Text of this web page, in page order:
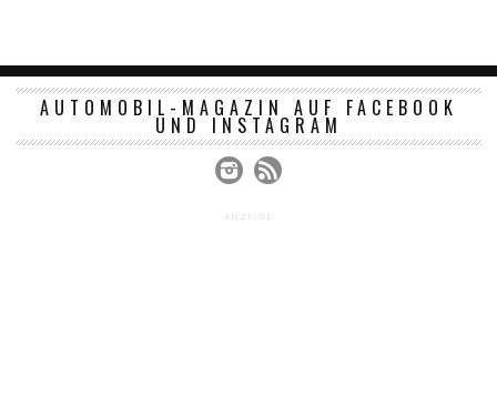
AUTOMOBIL-MAGAZIN AUF FACEBOOK
UND INSTAGRAM
ANZEIGE